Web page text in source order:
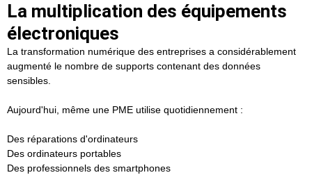
La multiplication des équipements
électroniques
La transformation numérique des entreprises a considérablement
augmenté le nombre de supports contenant des données
sensibles.
Aujourd'hui, même une PME utilise quotidiennement :
Des réparations d'ordinateurs
Des ordinateurs portables
Des professionnels des smartphones